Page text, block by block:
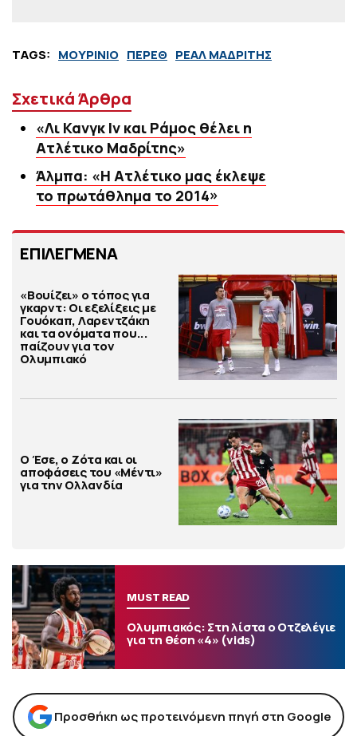
TAGS: ΜΟΥΡΙΝΙΟ ΠΕΡΕΘ ΡΕΑΛ ΜΑΔΡΙΤΗΣ
Σχετικά Άρθρα
«Λι Κανγκ Ιν και Ράμος θέλει η
Ατλέτικο Μαδρίτης»
Άλμπα: «Η Ατλέτικο μας έκλεψε
το πρωτάθλημα το 2014»
ΕΠΙΛΕΓΜΕΝΑ
«Βουίζει» ο τόπος για
γκαρντ: Οι εξελίξεις με
Γουόκαπ, Λαρεντζάκη
και τα ονόματα που...
παίζουν για τον
Ολυμπιακό
Ο Έσε, ο Ζότα και οι
αποφάσεις του «Μέντι»
για την Ολλανδία
MUST READ
Ολυμπιακός: Στη λίστα ο Οτζελέγιε
για τη θέση «4» (vids)
Προσθήκη ως προτεινόμενη πηγή στη Google